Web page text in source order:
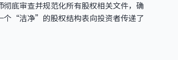
底审查并规范化所有股权相关文件，确
个“洁净”的股权结构表向投资者传递了